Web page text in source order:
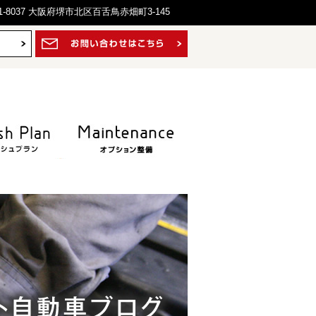
8037 大阪府堺市北区百舌鳥赤畑町3-145